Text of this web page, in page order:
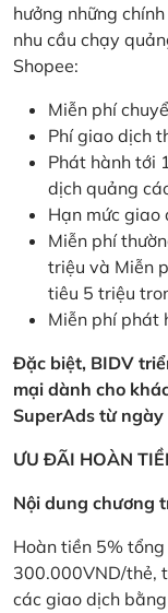
hưởng những
nhu cầu chạy
Shopee:
Miễn phí
Phí giao dịch
Phát hành tới
dịch quảng
Hạn mức giao
Miễn phí
triệu và Miễn
tiêu 5 triệu
Miễn phí phát
Đặc biệt, BIDV
mại dành cho
SuperAds từ
ƯU ĐÃI HOÀN
Nội dung chương
Hoàn tiền 5%
300.000VND/thẻ,
các giao dịch